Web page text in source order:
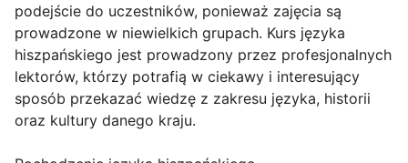
podejście do uczestników, ponieważ zajęcia są
prowadzone w niewielkich grupach. Kurs języka
hiszpańskiego jest prowadzony przez profesjonalnych
lektorów, którzy potrafią w ciekawy i interesujący
sposób przekazać wiedzę z zakresu języka, historii
oraz kultury danego kraju.